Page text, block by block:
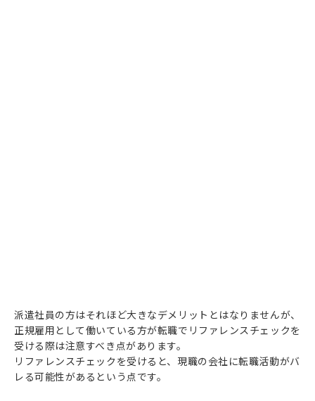
派遣社員の方はそれほど大きなデメリットとはなりませんが、
正規雇用として働いている方が転職でリファレンスチェックを
受ける際は注意すべき点があります。
リファレンスチェックを受けると、現職の会社に転職活動がバ
レる可能性があるという点です。